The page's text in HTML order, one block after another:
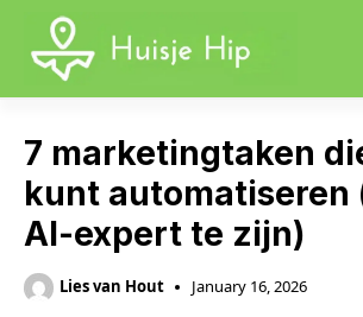
content
7 marketingtaken
kunt automatiseren
AI-expert te zijn)
Lies van Hout January 16, 2026